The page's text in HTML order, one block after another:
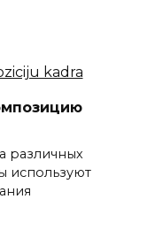
различных
используют